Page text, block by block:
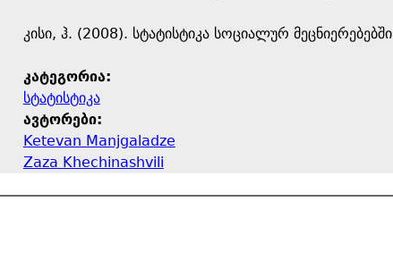
კისი, ჰ. (2008). სტატისტიკა სოციალურ
კატეგორია:
სტატისტიკა
ავტორები:
Ketevan Manjgaladze
Zaza Khechinashvili